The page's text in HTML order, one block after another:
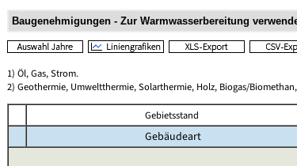
1) Öl, Gas, Strom.
2) Geothermie, Umweltthermie, Solarthermie, Holz, Biogas/
Gebietsstand
Gebäudeart